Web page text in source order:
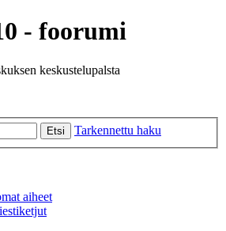
- foorumi
keskustelupalsta
Etsi Tarkennettu haku
aiheet